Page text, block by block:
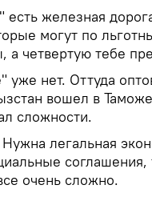
железная
могут по
а четвертую тебе
нет. Оттуда
вошел в
сложности.
легальная
соглашения,
очень сложно.